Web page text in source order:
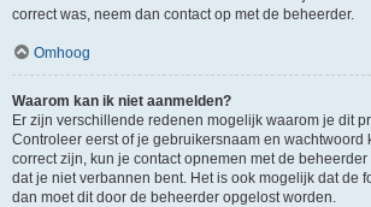
correct was, neem dan contact op met de beheerder.
Omhoog
Waarom kan ik niet aanmelden?
Er zijn verschillende redenen mogelijk waarom je dit
Controleer eerst of je gebruikersnaam en wachtwoord
correct zijn, kun je contact opnemen met de
dat je niet verbannen bent. Het is ook mogelijk dat de
dan moet dit door de beheerder opgelost worden.